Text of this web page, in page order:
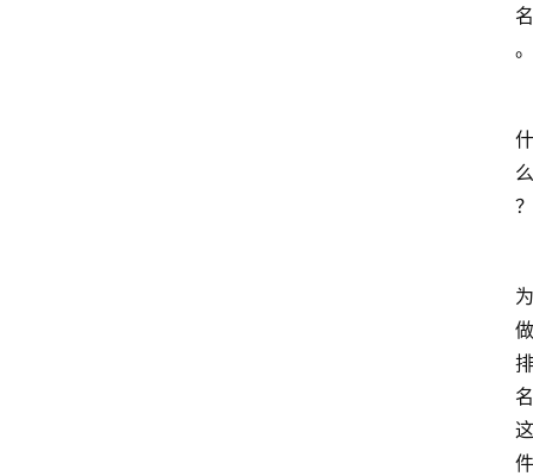
名
。
什
么
？
为
做
排
名
这
件